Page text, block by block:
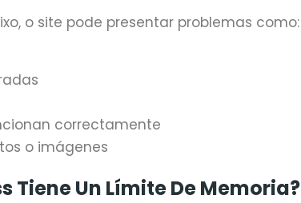
o site pode presentar problemas como:
correctamente
o imágenes
Tiene Un Límite De Memoria?